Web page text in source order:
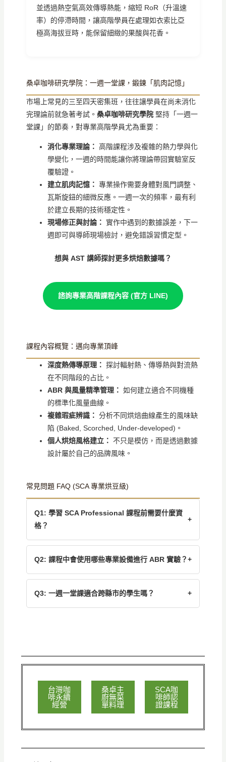
並透過熱空氣高效傳導熱能，縮短 RoR（升溫速
率）的停滯時間，讓高階學員在處理如衣索比亞
極高海拔豆時，能保留細緻的果酸與花香。
桑卓咖啡研究學院：一週一堂課，鍛鍊「肌肉記憶」
市場上常見的三至四天密集班，往往讓學員在尚未消化
完理論前就急著考試。 桑卓咖啡研究學院堅持「一週一
堂課」的節奏，對專業高階學員尤為重要：
消化專業理論： 高階課程涉及複雜的熱力學與化
學變化，一週的時間能讓你將理論帶回實驗室反
覆驗證。
建立肌肉記憶： 專業操作需要身體對風門調整、
瓦斯旋鈕的細微反應。一週一次的頻率，最有利
於建立長期的技術穩定性。
現場修正與討論： 實作中遇到的數據誤差，下一
週即可與導師現場檢討，避免錯誤習慣定型。
想與 AST 講師探討更多烘焙數據嗎？
諮詢專業高階課程內容 (官方 LINE)
課程內容概覽：邁向專業頂峰
深度熱傳導原理： 探討輻射熱、傳導熱與對流熱
在不同階段的占比。
ABR 與風量精準管理： 如何建立適合不同機種
的標準化風量曲線。
複雜瑕疵辨識： 分析不同烘焙曲線產生的風味缺
陷 (Baked, Scorched, Under-developed)。
個人烘焙風格建立： 不只是模仿，而是透過數據
設計屬於自己的品牌風味。
常見問題 FAQ (SCA 專業烘豆級)
Q1: 學習 SCA Professional 課程前需要什麼資
格？
+
Q2: 課程中會使用哪些專業設備進行 ABR 實驗？ +
Q3: 一週一堂課適合跨縣市的學生嗎？ +
台灣咖
啡永續
經營
桑卓主
廚無菜
單料理
SCA咖
啡師認
證課程